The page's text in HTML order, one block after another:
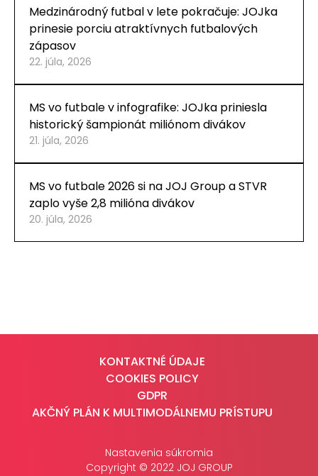
Medzinárodný futbal v lete pokračuje: JOJka
prinesie porciu atraktívnych futbalových
zápasov
22. júla, 2026
MS vo futbale v infografike: JOJka priniesla
historický šampionát miliónom divákov
21. júla, 2026
MS vo futbale 2026 si na JOJ Group a STVR
zaplo vyše 2,8 milióna divákov
20. júla, 2026
KONTAKTNÉ ÚDAJE
COOKIES POLICY
GDPR
AKČNÝ PLÁN K MULTIMODÁLNEMU PRÍSTUPU
Nastavenia súkromia
Copyright © 2022 JOJ GROUP